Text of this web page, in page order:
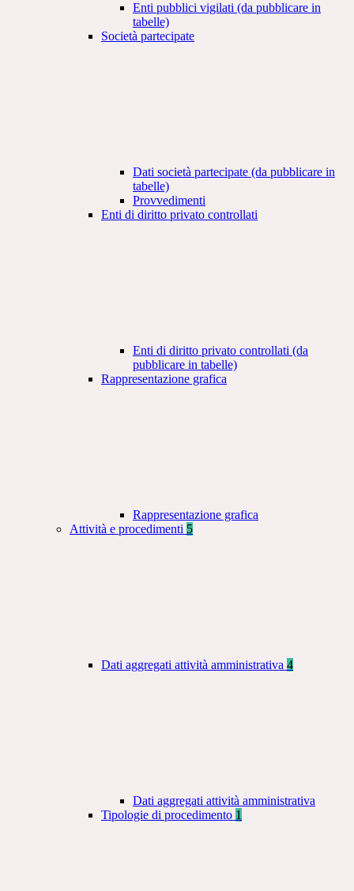
Enti pubblici vigilati (da pubblicare in
tabelle)
Società partecipate
Dati società partecipate (da pubblicare in
tabelle)
Provvedimenti
Enti di diritto privato controllati
Enti di diritto privato controllati (da
pubblicare in tabelle)
Rappresentazione grafica
Rappresentazione grafica
Attività e procedimenti 5
Dati aggregati attività amministrativa 4
Dati aggregati attività amministrativa
Tipologie di procedimento 1